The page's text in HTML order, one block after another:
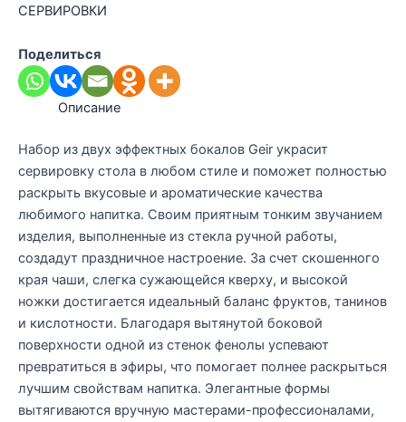
бокалов
шампанского
Geir,
2
шт.
СЕРВИРОВКИ
Поделиться
Описание
Набор из двух эффектных бокалов Geir украсит
сервировку стола в любом стиле и поможет полностью
раскрыть вкусовые и ароматические качества
любимого напитка. Своим приятным тонким звучанием
изделия, выполненные из стекла ручной работы,
создадут праздничное настроение. За счет скошенного
края чаши, слегка сужающейся кверху, и высокой
ножки достигается идеальный баланс фруктов, танинов
и кислотности. Благодаря вытянутой боковой
поверхности одной из стенок фенолы успевают
превратиться в эфиры, что помогает полнее раскрыться
лучшим свойствам напитка. Элегантные формы
вытягиваются вручную мастерами-профессионалами,